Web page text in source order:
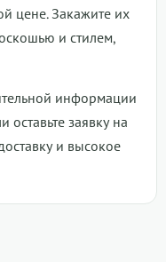
цене. Закажите их
и стилем,
информации
оставьте заявку на
и высокое